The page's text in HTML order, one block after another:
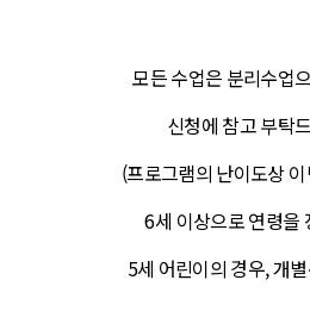
모든 수업은 분리수업
신청에 참고 부탁
(프로그램의 난이도상
6세 이상으로 연령을
5세 어린이의 경우, 개